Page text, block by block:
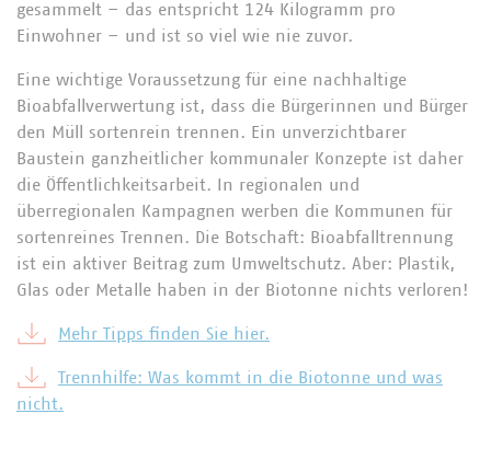
gesammelt – das entspricht 124 Kilogramm pro
Einwohner – und ist so viel wie nie zuvor.
Eine wichtige Voraussetzung für eine nachhaltige
Bioabfallverwertung ist, dass die Bürgerinnen und Bürger
den Müll sortenrein trennen. Ein unverzichtbarer
Baustein ganzheitlicher kommunaler Konzepte ist daher
die Öffentlichkeitsarbeit. In regionalen und
überregionalen Kampagnen werben die Kommunen für
sortenreines Trennen. Die Botschaft: Bioabfalltrennung
ist ein aktiver Beitrag zum Umweltschutz. Aber: Plastik,
Glas oder Metalle haben in der Biotonne nichts verloren!
Mehr Tipps finden Sie hier.
Trennhilfe: Was kommt in die Biotonne und was
nicht.